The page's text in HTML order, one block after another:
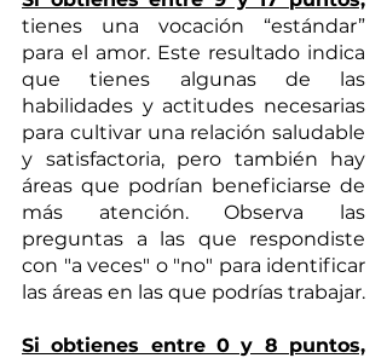
tienes una vocación “estándar”
para el amor. Este resultado indica
que tienes algunas de las
habilidades y actitudes necesarias
para cultivar una relación saludable
y satisfactoria, pero también hay
áreas que podrían beneficiarse de
más atención. Observa las
preguntas a las que respondiste
con "a veces" o "no" para identificar
las áreas en las que podrías trabajar.
Si obtienes entre 0 y 8 puntos,